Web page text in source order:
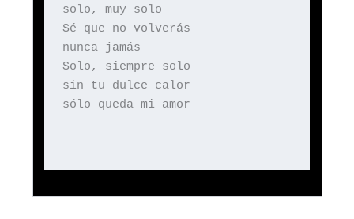
solo, muy solo
Sé que no volverás
nunca jamás
Solo, siempre solo
sin tu dulce calor
sólo queda mi amor